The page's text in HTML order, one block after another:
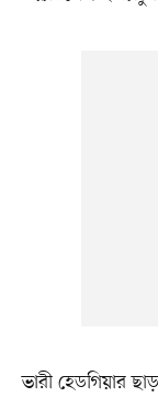
ভারী হেডগিয়ার